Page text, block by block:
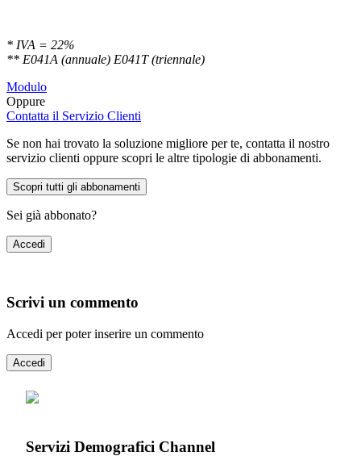
* IVA = 22%
** E041A (annuale) E041T (triennale)
Modulo
Oppure
Contatta il Servizio Clienti
Se non hai trovato la soluzione migliore per te, contatta il nostro
servizio clienti oppure scopri le altre tipologie di abbonamenti.
Scopri tutti gli abbonamenti
Sei già abbonato?
Accedi
Scrivi un commento
Accedi per poter inserire un commento
Accedi
Servizi Demografici Channel